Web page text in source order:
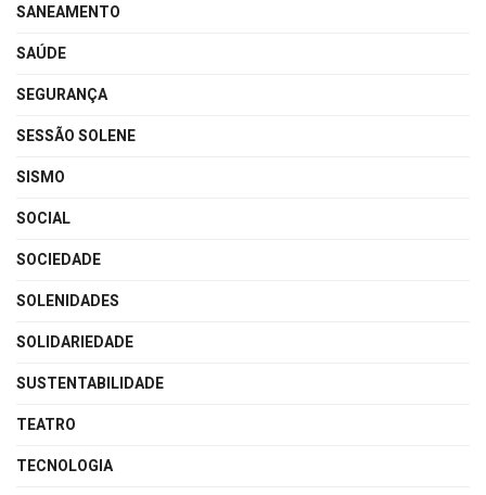
SANEAMENTO
SAÚDE
SEGURANÇA
SESSÃO SOLENE
SISMO
SOCIAL
SOCIEDADE
SOLENIDADES
SOLIDARIEDADE
SUSTENTABILIDADE
TEATRO
TECNOLOGIA